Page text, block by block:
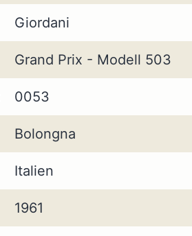
Giordani
Grand Prix - Modell 503
0053
Bolongna
Italien
1961